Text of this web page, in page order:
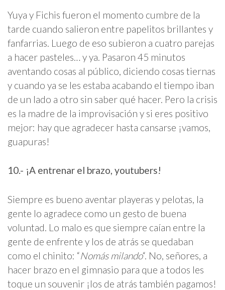
Yuya y Fichis fueron el momento cumbre de la
tarde cuando salieron entre papelitos brillantes y
fanfarrias. Luego de eso subieron a cuatro parejas
a hacer pasteles… y ya. Pasaron 45 minutos
aventando cosas al público, diciendo cosas tiernas
y cuando ya se les estaba acabando el tiempo iban
de un lado a otro sin saber qué hacer. Pero la crisis
es la madre de la improvisación y si eres positivo
mejor: hay que agradecer hasta cansarse ¡vamos,
guapuras!
10.- ¡A entrenar el brazo, youtubers!
Siempre es bueno aventar playeras y pelotas, la
gente lo agradece como un gesto de buena
voluntad. Lo malo es que siempre caían entre la
gente de enfrente y los de atrás se quedaban
como el chinito: “Nomás milando“. No, señores, a
hacer brazo en el gimnasio para que a todos les
toque un souvenir ¡los de atrás también pagamos!